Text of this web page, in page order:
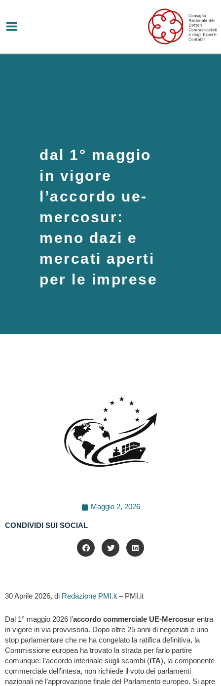
contenuto
dal 1° maggio
in vigore
l’accordo ue-
mercosur:
meno dazi e
mercati aperti
per le imprese
Maggio 2, 2026
CONDIVIDI SUI SOCIAL
30 Aprile 2026, di Redazione PMI.it – PMI.it
Dal 1° maggio 2026 l’accordo commerciale UE-Mercosur entra
in vigore in via provvisoria. Dopo oltre 25 anni di negoziati e uno
stop parlamentare che ne ha congelato la ratifica definitiva, la
Commissione europea ha trovato la strada per farlo partire
comunque: l’accordo interinale sugli scambi (iTA), la componente
commerciale dell’intesa, non richiede il voto dei parlamenti
nazionali né l’approvazione finale del Parlamento europeo. Si apre